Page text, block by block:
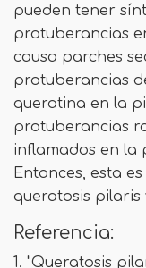
pueden tener
protuberancias
causa parches
protuberancias
queratina en la
protuberancias
inflamados en la
Entonces, esta
queratosis pilaris
Referencia:
1. "Queratosis